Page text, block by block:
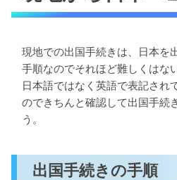
現地での出国手続きは、日本を
手順なのでそれほど難しくはな
日本語ではなく英語で表記され
のできちんと確認して出国手続
う。
出国手続きの手順